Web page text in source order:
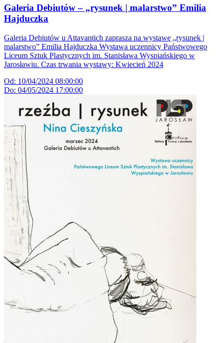
Galeria Debiutów – „rysunek | malarstwo” Emilia
Hajduczka
Galeria Debiutów u Attavantich zaprasza na wystawę „rysunek |
malarstwo” Emilia Hajduczka Wystawa uczennicy Państwowego
Liceum Sztuk Plastycznych im. Stanisława Wyspiańskiego w
Jarosławiu. Czas trwania wystawy: Kwiecień 2024
Od: 10/04/2024 08:00:00
Do: 04/05/2024 17:00:00